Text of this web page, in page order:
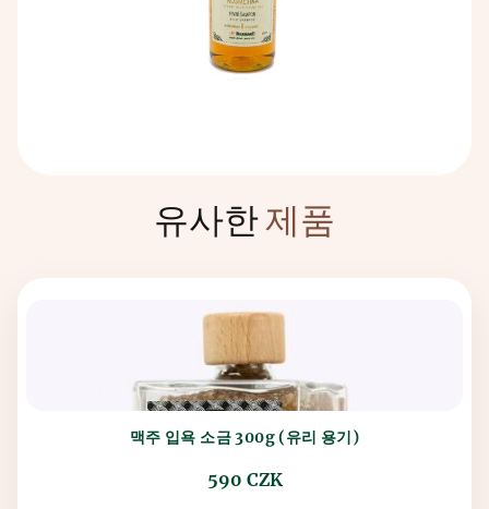
유사한제품
맥주 입욕 소금 300g (유리 용기)
590 CZK